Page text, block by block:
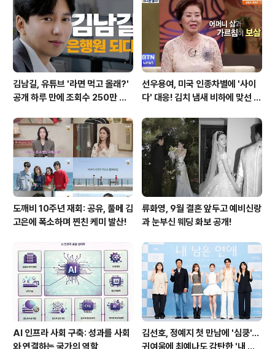
김남길, 유튜브 '라면 먹고 올래?'
공개 하루 만에 조회수 250만 돌
선우용여, 미국 인종차별에 '사이
다' 대응! 김치 냄새 비하에 맞선 통
도깨비 10주년 재회: 공유, 풀메 김
고은에 폭소하며 찐친 케미 발산!
류화영, 9월 결혼 앞두고 예비신랑
과 눈부신 웨딩 화보 공개!
AI 인프라 사회 구축: 성과를 사회
김선호, 정예지 첫 만남에 '심쿵'…